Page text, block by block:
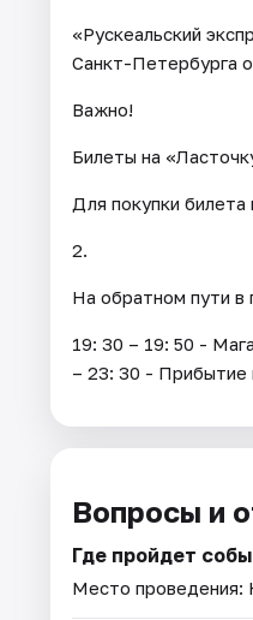
«Рускеальский
Санкт-Петербурга
Важно!
Билеты на
Для покупки билета
2.
На обратном пути в
19: 30 – 19: 50 -
– 23: 30 - Прибытие
Вопросы и
Где пройдет
Место проведения: